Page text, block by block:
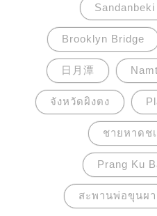
Brooklyn Bridge
日月潭
จังหวัดผิงตง
ชายหาดช
Prang Ku
สะพานพ่อขุนผา